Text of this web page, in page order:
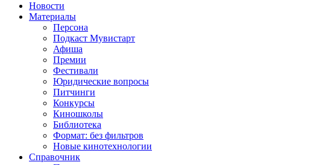
Новости
Материалы
Персона
Подкаст Мувистарт
Афиша
Премии
Фестивали
Юридические вопросы
Питчинги
Конкурсы
Киношколы
Библиотека
Формат: без фильтров
Новые кинотехнологии
Справочник